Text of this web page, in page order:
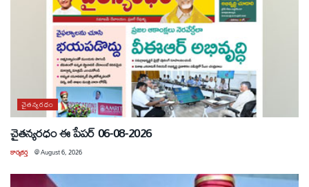
చైతన్యరధం
చైతన్యరధం ఈ పేపర్ 06-08-2026
కార్యకర్త @August 6, 2026